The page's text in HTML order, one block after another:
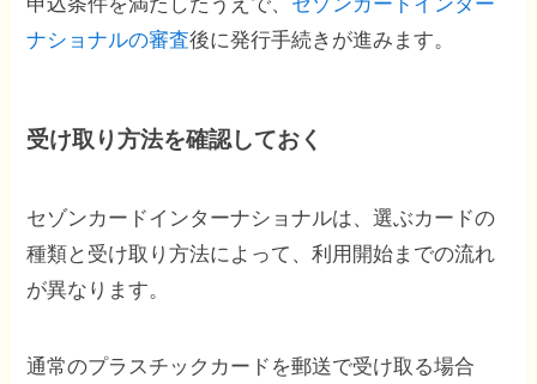
ナショナルの審査後に発行手続きが進みます。
受け取り方法を確認しておく
セゾンカードインターナショナルは、選ぶカードの
種類と受け取り方法によって、利用開始までの流れ
が異なります。
通常のプラスチックカードを郵送で受け取る場合